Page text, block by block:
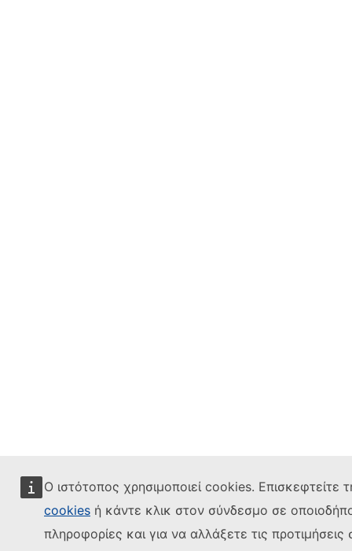
Ο ιστότοπος χρησιμοποιεί cookies. Επισκεφτείτε
cookies ή κάντε κλικ στον σύνδεσμο σε
πληροφορίες και για να αλλάξετε τις προτιμήσεις